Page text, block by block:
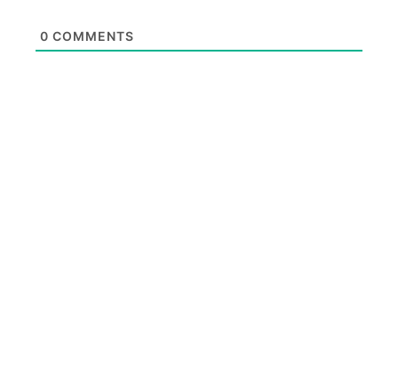
0 COMMENTS